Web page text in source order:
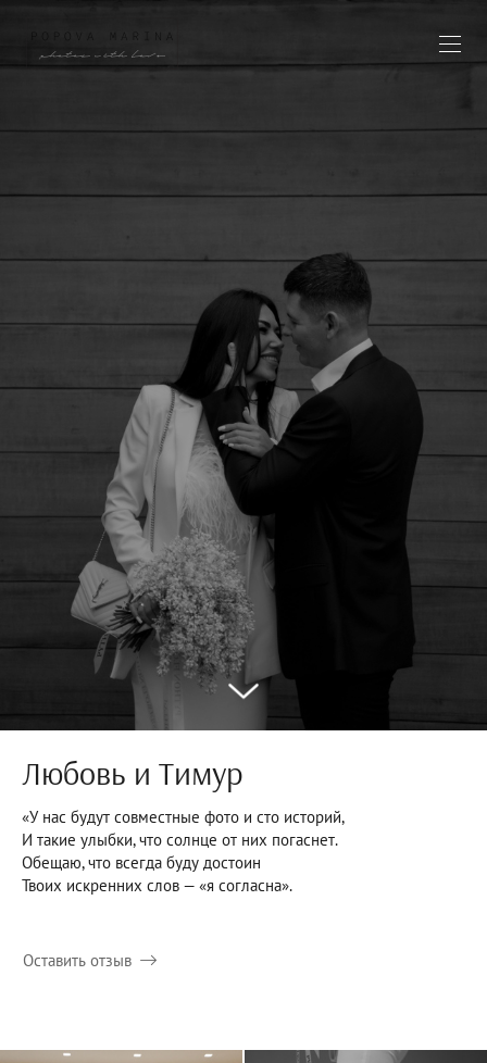
Любовь и Тимур
«У нас будут совместные фото и сто историй,
И такие улыбки, что солнце от них погаснет.
Обещаю, что всегда буду достоин
Твоих искренних слов — «я согласна».
Оставить отзыв